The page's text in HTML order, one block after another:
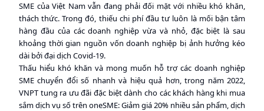
SME của Việt Nam vẫn đang phải đối mặt với nhiều khó khăn,
thách thức. Trong đó, thiếu chi phí đầu tư luôn là mối bận tâm
hàng đầu của các doanh nghiệp vừa và nhỏ, đặc biệt là sau
khoảng thời gian nguồn vốn doanh nghiệp bị ảnh hưởng kéo
dài bởi đại dịch Covid-19.
Thấu hiểu khó khăn và mong muốn hỗ trợ các doanh nghiệp
SME chuyển đổi số nhanh và hiệu quả hơn, trong năm 2022,
VNPT tung ra ưu đãi đặc biệt dành cho các khách hàng khi mua
sắm dịch vụ số trên oneSME: Giảm giá 20% nhiều sản phẩm, dịch